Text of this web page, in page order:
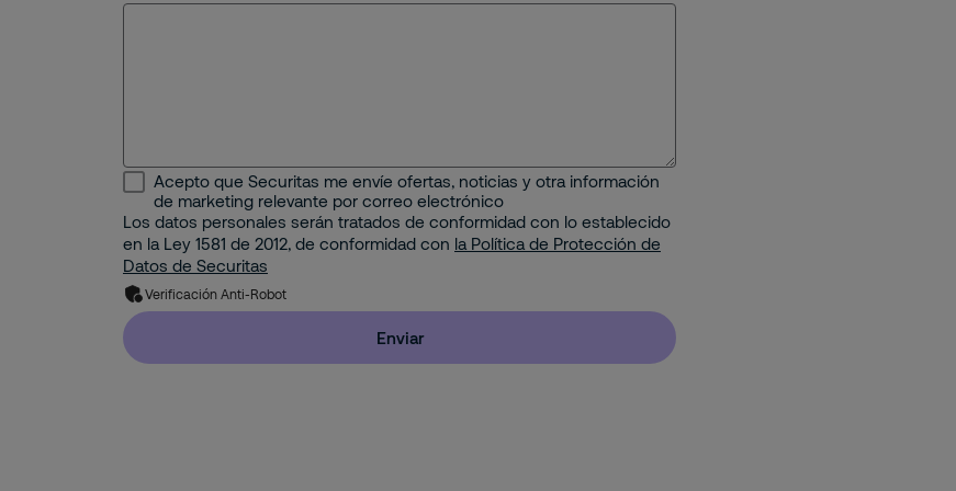
Minería e Hidrocarburos
Portuario
Property
Seguridad Mobile
Seguridad Electrónica
Gestión Corporativa del Riesgo
Acepto que Securitas me envíe ofertas, noticias y otra información
de marketing relevante por correo electrónico
Los datos personales serán tratados de conformidad con lo establecido
en la Ley 1581 de 2012, de conformidad con la Política de Protección de
Datos de Securitas
Verificación Anti-Robot
Enviar